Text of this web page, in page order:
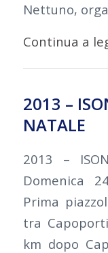
Nettuno,
Continua a
2013 –
NATALE
2013 –
Domenica
Prima
tra
km dopo